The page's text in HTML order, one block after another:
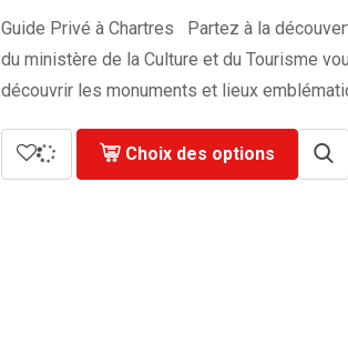
Guide Privé à Chartres Partez à la
du ministère de la Culture et du Tourisme
découvrir les monuments et lieux
Choix des options